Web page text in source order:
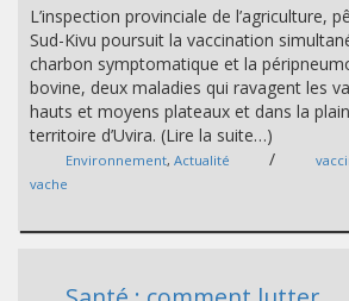
L’inspection provinciale de l’agriculture,
Sud-Kivu poursuit la vaccination
charbon symptomatique et la
bovine, deux maladies qui ravagent les
hauts et moyens plateaux et dans la
territoire d’Uvira. (Lire la suite…)
Environnement, Actualité /
vache